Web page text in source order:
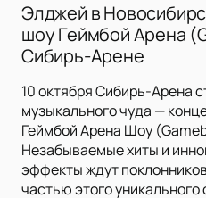
Элджей в
шоу Геймбой Арена
Сибирь-Арене
10 октября Сибирь-Арена
музыкального чуда —
Геймбой Арена Шоу
Незабываемые хиты и
эффекты ждут
частью этого уникального